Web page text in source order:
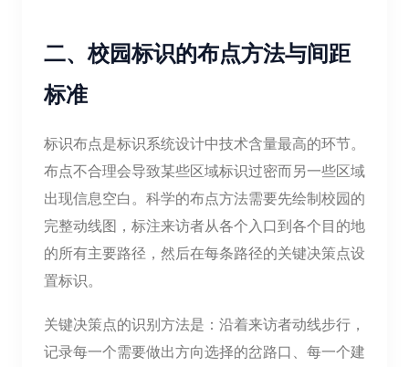
二、校园标识的布点方法与间距
标准
标识布点是标识系统设计中技术含量最高的环节。
布点不合理会导致某些区域标识过密而另一些区域
出现信息空白。科学的布点方法需要先绘制校园的
完整动线图，标注来访者从各个入口到各个目的地
的所有主要路径，然后在每条路径的关键决策点设
置标识。
关键决策点的识别方法是：沿着来访者动线步行，
记录每一个需要做出方向选择的岔路口、每一个建